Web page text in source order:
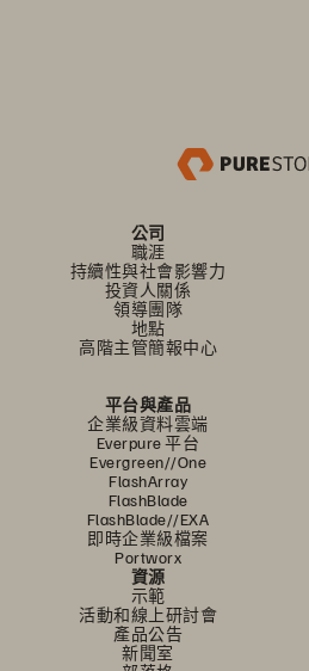
公司
職涯
持續性與社會影響力
投資人關係
領導團隊
地點
高階主管簡報中心
平台與產品
企業級資料雲端
Everpure 平台
Evergreen//One
FlashArray
FlashBlade
FlashBlade//EXA
即時企業級檔案
Portworx
資源
示範
活動和線上研討會
產品公告
新聞室